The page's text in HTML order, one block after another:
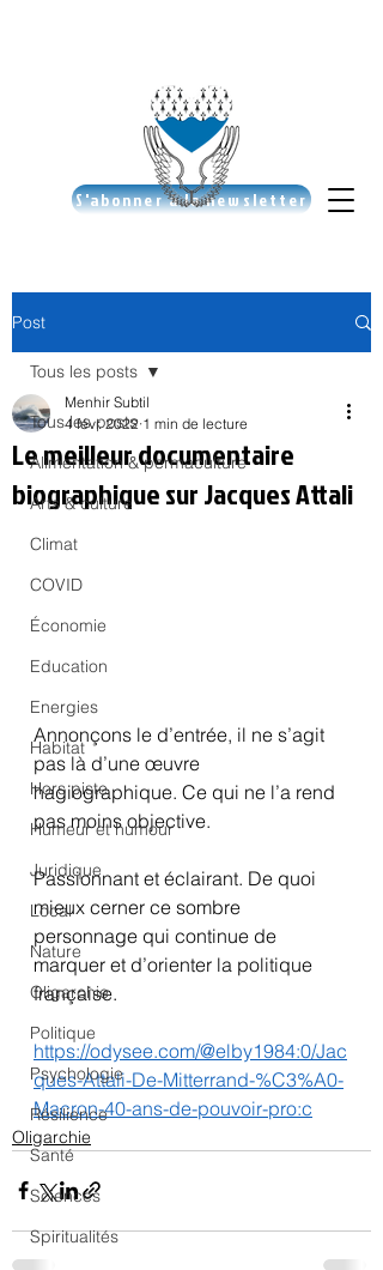
S'abonner à la newsletter
Post
Tous les posts
Alimentation & permaculture
Arts & culture
Climat
COVID
Économie
Education
Energies
Habitat
Hors piste
Humeur et humour
Juridique
Local
Nature
Oligarchie
Politique
Psychologie
Résilience
Santé
Sciences
Spiritualités
Tous les posts
Le meilleur documentaire
biographique sur Jacques Attali
Menhir Subtil
4 févr. 2022 1 min de lecture
Annonçons le d’entrée, il ne s’agit
pas là d’une œuvre
hagiographique. Ce qui ne l’a rend
pas moins objective.
Passionnant et éclairant. De quoi
mieux cerner ce sombre
personnage qui continue de
marquer et d’orienter la politique
française.
https://odysee.com/@elby1984:0/Jac
ques-Attali-De-Mitterrand-%C3%A0-
Macron-40-ans-de-pouvoir-pro:c
Oligarchie